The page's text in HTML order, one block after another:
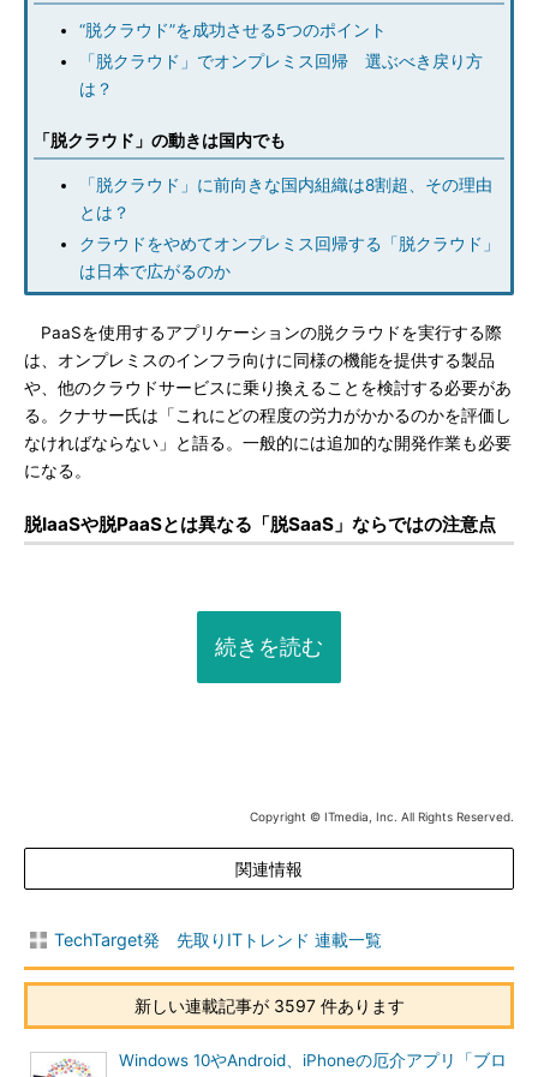
“脱クラウド”を成功させる5つのポイント
「脱クラウド」でオンプレミス回帰 選ぶべき戻り方
は？
「脱クラウド」の動きは国内でも
「脱クラウド」に前向きな国内組織は8割超、その理由
とは？
クラウドをやめてオンプレミス回帰する「脱クラウド」
は日本で広がるのか
PaaSを使用するアプリケーションの脱クラウドを実行する際
は、オンプレミスのインフラ向けに同様の機能を提供する製品
や、他のクラウドサービスに乗り換えることを検討する必要があ
る。クナサー氏は「これにどの程度の労力がかかるのかを評価し
なければならない」と語る。一般的には追加的な開発作業も必要
になる。
脱IaaSや脱PaaSとは異なる「脱SaaS」ならではの注意点
続きを読む
Copyright © ITmedia, Inc. All Rights Reserved.
関連情報
TechTarget発 先取りITトレンド 連載一覧
新しい連載記事が 3597 件あります
Windows 10やAndroid、iPhoneの厄介アプリ「ブロ